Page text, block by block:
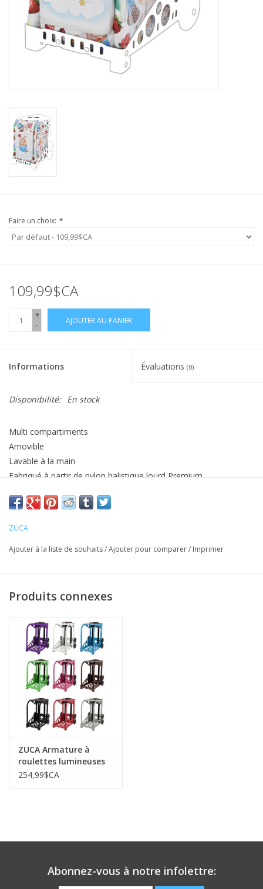
Faire un choix: *
109,99$CA
+
-
AJOUTER AU PANIER
Informations Évaluations (0)
Disponibilité: En stock
Multi compartiments
Amovible
Lavable à la main
Fabriqué à partir de nylon balistique lourd Premium
Sac seulement, il faut un support (frame) pour y mettre le sac
ZUCA
Ajouter à la liste de souhaits/Ajouter pour comparer/ Imprimer
Produits connexes
ZUCA Armature à
roulettes lumineuses
(frame)
254,99$CA
Abonnez-vous à notre infolettre: